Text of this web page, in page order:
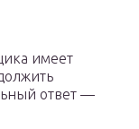
имеет
ответ —